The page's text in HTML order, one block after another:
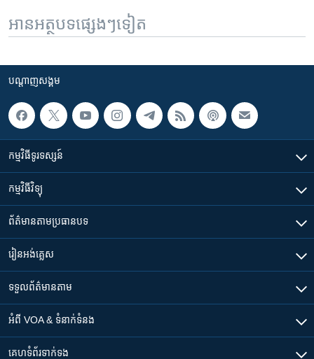
អានអត្ថបទផ្សេងៗទៀត
បណ្តាញ​សង្គម
កម្មវិធី​ទូរទស្សន៍
កម្មវិធី​វិទ្យុ
ព័ត៌មាន​តាមប្រធានបទ​
រៀន​​អង់គ្លេស
ទទួល​ព័ត៌មាន​តាម
អំពី​ VOA & ទំនាក់ទំនង
គេហទំព័រ​​ទាក់ទង